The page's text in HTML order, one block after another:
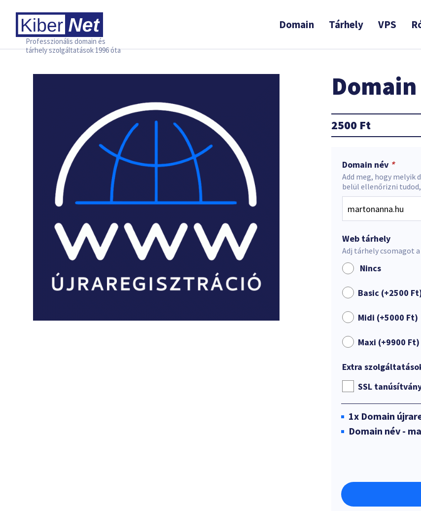
Professzionális domain és
tárhely szolgáltatások 1996 óta
Domain Tárhely VPS
2500 Ft
Domain név *
Add meg, hogy melyik
belül ellenőrizni tudod,
Web tárhely
Adj tárhely csomagot
Nincs
Basic (+2500 Ft
Midi (+5000 Ft)
Maxi (+9900 Ft)
Extra
SSL
1x Domain
Domain név -